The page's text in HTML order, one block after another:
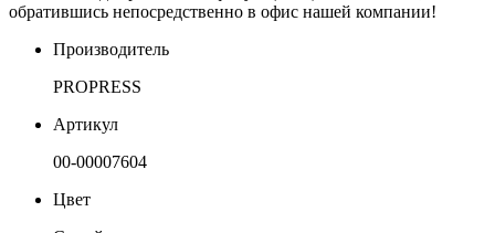
обратившись непосредственно в офис нашей компании!
Производитель
PROPRESS
Артикул
00-00007604
Цвет